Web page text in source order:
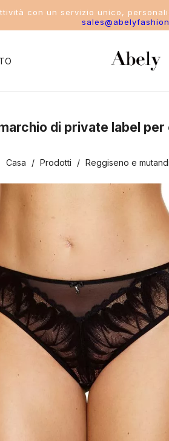
con un servizio unico,
settore
intero
da bagno sportivi da donna
da bagno da uomo
da bagno per bambini
di private label
Casa / Prodotti / Reggiseno e